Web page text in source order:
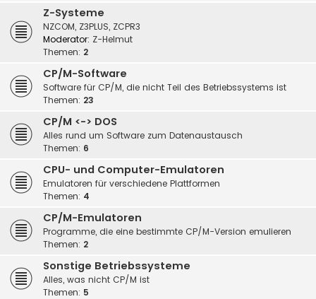
Z-Systeme
NZCOM, Z3PLUS, ZCPR3
Moderator: Z-Helmut
Themen: 2
CP/M-Software
Software für CP/M, die nicht Teil des Betriebssystems ist
Themen: 23
CP/M <-> DOS
Alles rund um Software zum Datenaustausch
Themen: 6
CPU- und Computer-Emulatoren
Emulatoren für verschiedene Plattformen
Themen: 4
CP/M-Emulatoren
Programme, die eine bestimmte CP/M-Version emulieren
Themen: 2
Sonstige Betriebssysteme
Alles, was nicht CP/M ist
Themen: 5